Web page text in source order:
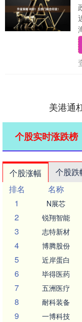
美港通
个股实时涨跌榜
个股涨幅 个股跌
排名
名称
1
N展芯
2 锐翔智能
3 志特新材
4 博腾股份
5 近岸蛋白
6 毕得医药
7 五洲医疗
8 耐科装备
9 一博科技